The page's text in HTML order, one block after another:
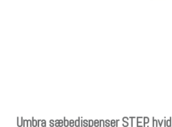
Umbra sæbedispenser STEP, hvid